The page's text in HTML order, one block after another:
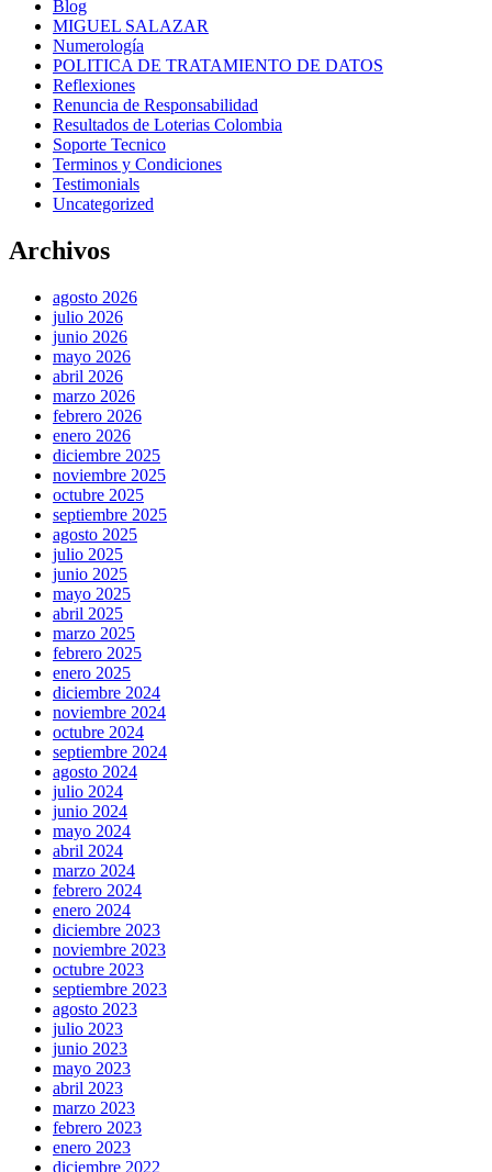
Blog
MIGUEL SALAZAR
Numerología
POLITICA DE TRATAMIENTO DE DATOS
Reflexiones
Renuncia de Responsabilidad
Resultados de Loterias Colombia
Soporte Tecnico
Terminos y Condiciones
Testimonials
Uncategorized
Archivos
agosto 2026
julio 2026
junio 2026
mayo 2026
abril 2026
marzo 2026
febrero 2026
enero 2026
diciembre 2025
noviembre 2025
octubre 2025
septiembre 2025
agosto 2025
julio 2025
junio 2025
mayo 2025
abril 2025
marzo 2025
febrero 2025
enero 2025
diciembre 2024
noviembre 2024
octubre 2024
septiembre 2024
agosto 2024
julio 2024
junio 2024
mayo 2024
abril 2024
marzo 2024
febrero 2024
enero 2024
diciembre 2023
noviembre 2023
octubre 2023
septiembre 2023
agosto 2023
julio 2023
junio 2023
mayo 2023
abril 2023
marzo 2023
febrero 2023
enero 2023
diciembre 2022